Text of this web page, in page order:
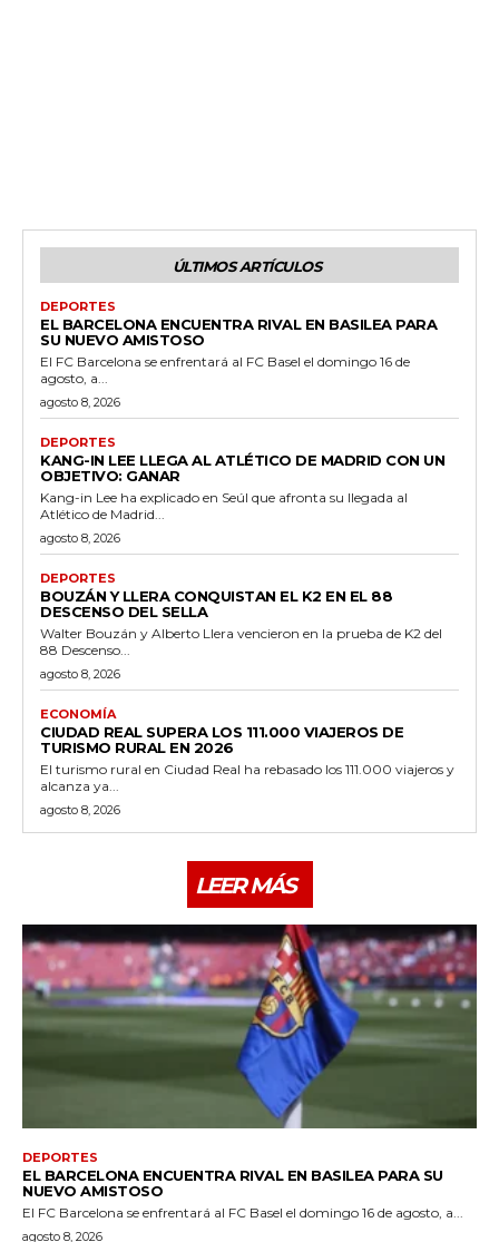
ÚLTIMOS ARTÍCULOS
DEPORTES
EL BARCELONA ENCUENTRA RIVAL EN BASILEA PARA
SU NUEVO AMISTOSO
El FC Barcelona se enfrentará al FC Basel el domingo 16 de
agosto, a...
agosto 8, 2026
DEPORTES
KANG-IN LEE LLEGA AL ATLÉTICO DE MADRID CON UN
OBJETIVO: GANAR
Kang-in Lee ha explicado en Seúl que afronta su llegada al
Atlético de Madrid...
agosto 8, 2026
DEPORTES
BOUZÁN Y LLERA CONQUISTAN EL K2 EN EL 88
DESCENSO DEL SELLA
Walter Bouzán y Alberto Llera vencieron en la prueba de K2 del
88 Descenso...
agosto 8, 2026
ECONOMÍA
CIUDAD REAL SUPERA LOS 111.000 VIAJEROS DE
TURISMO RURAL EN 2026
El turismo rural en Ciudad Real ha rebasado los 111.000 viajeros y
alcanza ya...
agosto 8, 2026
LEER MÁS
DEPORTES
EL BARCELONA ENCUENTRA RIVAL EN BASILEA PARA SU
NUEVO AMISTOSO
El FC Barcelona se enfrentará al FC Basel el domingo 16 de agosto, a...
agosto 8, 2026